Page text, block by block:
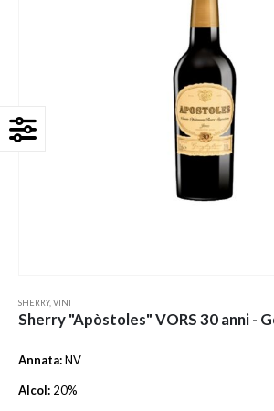
SHERRY,VINI
Annata:NV
Alcol: 20%